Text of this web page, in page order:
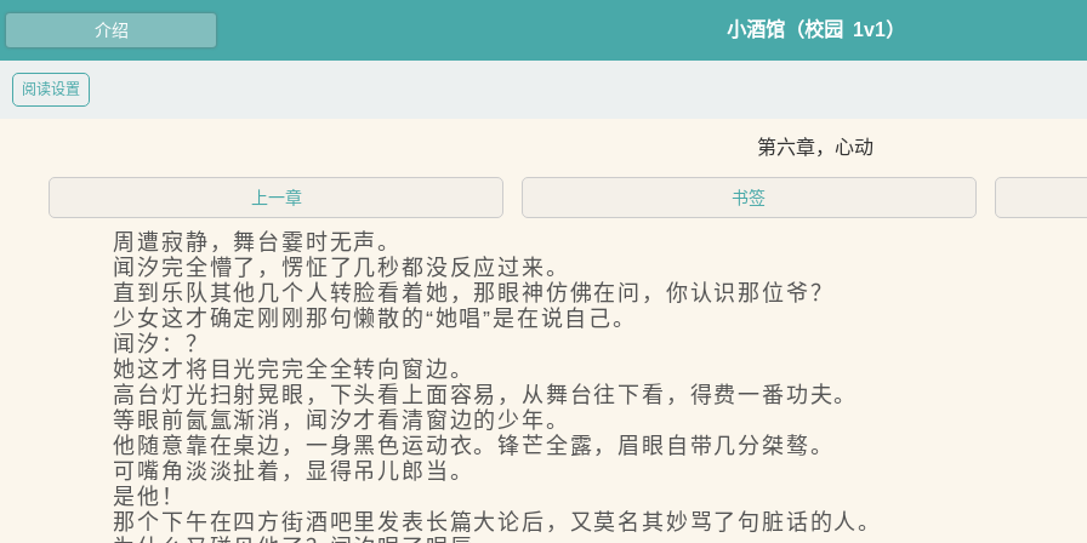
介绍 小酒馆（校园 1v1）
阅读设置
第六章，心动
上一章 书签
周遭寂静，舞台霎时无声。
闻汐完全懵了，愣怔了几秒都没反应过来。
直到乐队其他几个人转脸看着她，那眼神仿佛在问，你认识那位爷？
少女这才确定刚刚那句懒散的“她唱”是在说自己。
闻汐：？
她这才将目光完完全全转向窗边。
高台灯光扫射晃眼，下头看上面容易，从舞台往下看，得费一番功夫。
等眼前氤氲渐消，闻汐才看清窗边的少年。
他随意靠在桌边，一身黑色运动衣。锋芒全露，眉眼自带几分桀骜。
可嘴角淡淡扯着，显得吊儿郎当。
是他！
那个下午在四方街酒吧里发表长篇大论后，又莫名其妙骂了句脏话的人。